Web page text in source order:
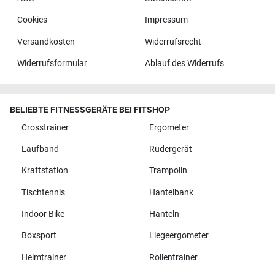
Cookies Impressum
Versandkosten Widerrufsrecht
Widerrufsformular Ablauf des Widerrufs
BELIEBTE FITNESSGERÄTE BEI FITSHOP
Crosstrainer
Ergometer
Laufband Rudergerät
Kraftstation Trampolin
Tischtennis Hantelbank
Indoor Bike Hanteln
Boxsport Liegeergometer
Heimtrainer Rollentrainer